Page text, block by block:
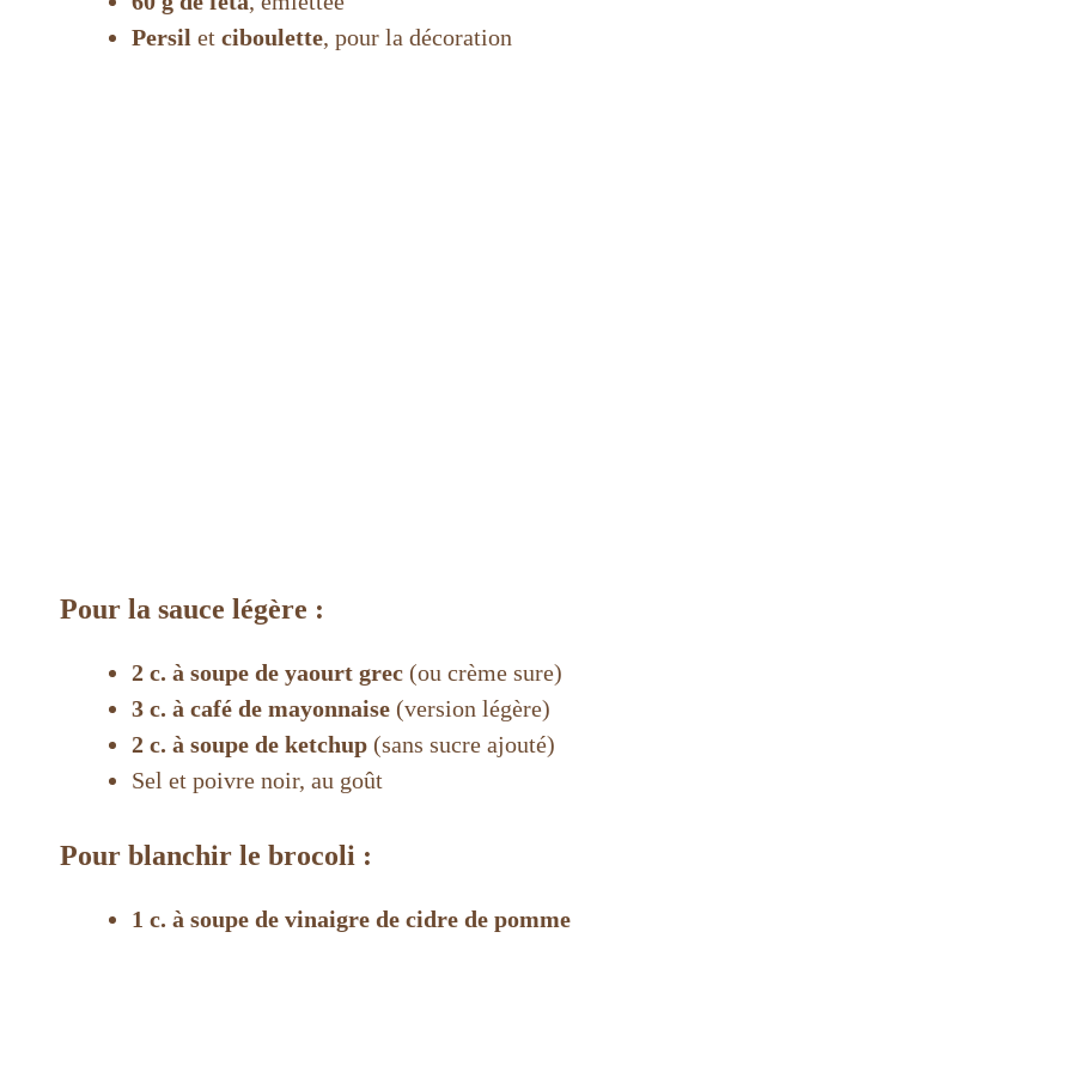
Persil et ciboulette, pour la décoration
Pour la sauce légère :
2 c. à soupe de yaourt grec (ou crème sure)
3 c. à café de mayonnaise (version légère)
2 c. à soupe de ketchup (sans sucre ajouté)
Sel et poivre noir, au goût
Pour blanchir le brocoli :
1 c. à soupe de vinaigre de cidre de pomme